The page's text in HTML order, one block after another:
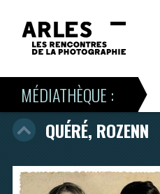
MÉDIATHÈQUE :
QUÉRÉ, ROZENN